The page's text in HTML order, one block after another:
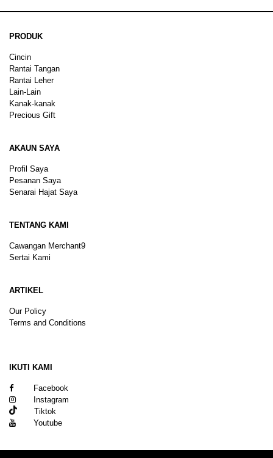
PRODUK
Cincin
Rantai Tangan
Rantai Leher
Lain-Lain
Kanak-kanak
Precious Gift
AKAUN SAYA
Profil Saya
Pesanan Saya
Senarai Hajat Saya
TENTANG KAMI
Cawangan Merchant9
Sertai Kami
ARTIKEL
Our Policy
Terms and Conditions
IKUTI KAMI
Facebook
Instagram
Tiktok
Youtube